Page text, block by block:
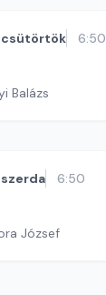
csütörtök 6:50
Balázs
szerda 6:50
József